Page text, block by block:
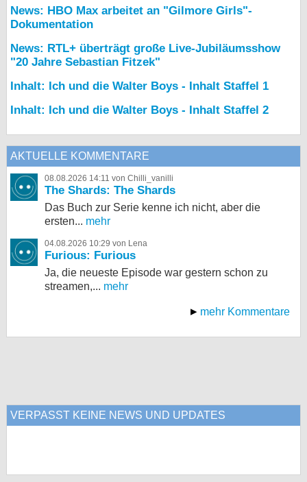
News: HBO Max arbeitet an "Gilmore Girls"-
Dokumentation
News: RTL+ überträgt große Live-Jubiläumsshow
"20 Jahre Sebastian Fitzek"
Inhalt: Ich und die Walter Boys - Inhalt Staffel 1
Inhalt: Ich und die Walter Boys - Inhalt Staffel 2
AKTUELLE KOMMENTARE
08.08.2026 14:11 von Chilli_vanilli
The Shards: The Shards
Das Buch zur Serie kenne ich nicht, aber die
ersten... mehr
04.08.2026 10:29 von Lena
Furious: Furious
Ja, die neueste Episode war gestern schon zu
streamen,... mehr
mehr Kommentare
VERPASST KEINE NEWS UND UPDATES